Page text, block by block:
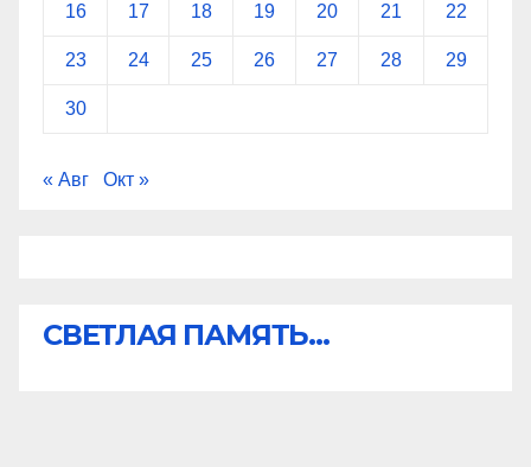
16 17 18 19 20 21 22
23 24 25 26 27 28 29
30
« Авг Окт »
СВЕТЛАЯ ПАМЯТЬ...